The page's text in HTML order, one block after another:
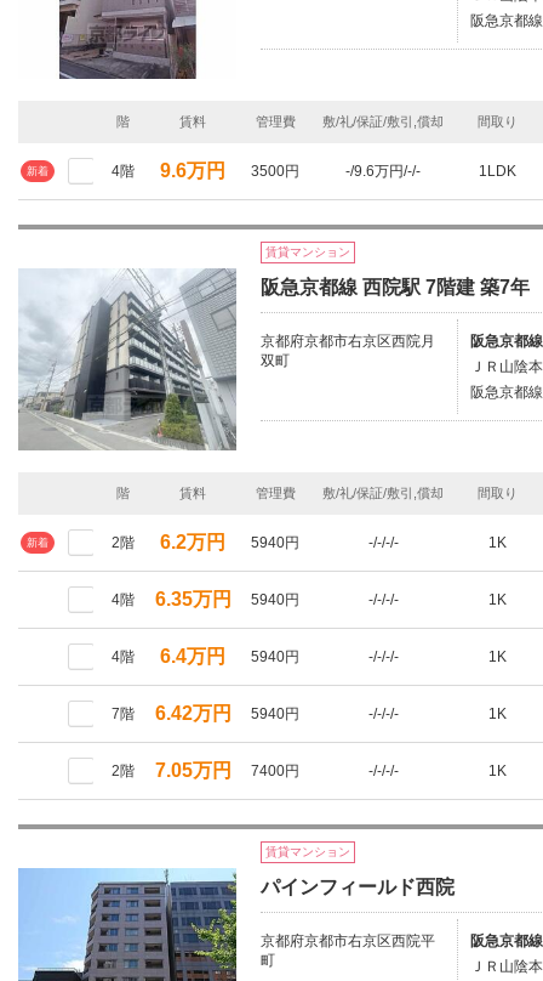
阪急京都
階 賃料 管理費 敷/礼/保証/敷引,償却 間取り
新着 4階 9.6万円 3500円 -/9.6万円/-/- 1LDK
賃貸マンション
阪急京都線 西院駅 7階建 築7年
京都府京都市右京区西院月
双町
阪急京都
ＪＲ山陰
阪急京都
階 賃料 管理費 敷/礼/保証/敷引,償却 間取り
新着 2階 6.2万円 5940円 -/-/-/- 1K
4階 6.35万円 5940円 -/-/-/- 1K
4階 6.4万円 5940円 -/-/-/- 1K
7階 6.42万円 5940円 -/-/-/- 1K
2階 7.05万円 7400円 -/-/-/- 1K
賃貸マンション
パインフィールド西院
京都府京都市右京区西院平
町
阪急京都
ＪＲ山陰